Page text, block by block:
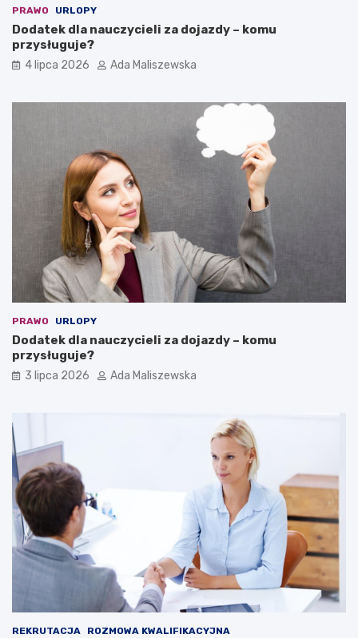
PRAWO URLOPY
Dodatek dla nauczycieli za dojazdy – komu
przysługuje?
4 lipca 2026 Ada Maliszewska
PRAWO URLOPY
Dodatek dla nauczycieli za dojazdy – komu
przysługuje?
3 lipca 2026 Ada Maliszewska
REKRUTACJA ROZMOWA KWALIFIKACYJNA